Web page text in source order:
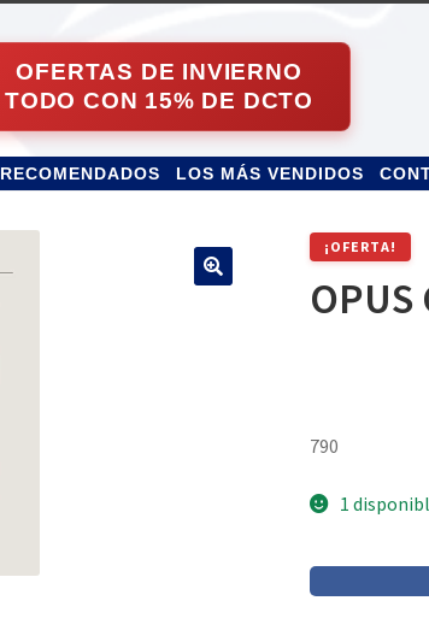
RECOMENDADOS LOS MÁS VENDIDOS
¡OFERTA!
OPUS
790
1
OPUS